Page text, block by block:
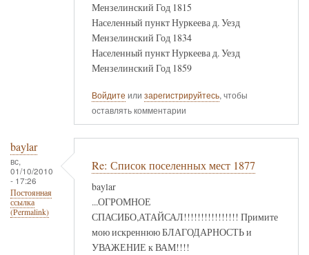
Мензелинский Год 1815
Населенный пункт Нуркеева д. Уезд
Мензелинский Год 1834
Населенный пункт Нуркеева д. Уезд
Мензелинский Год 1859
Войдите или зарегистрируйтесь, чтобы
оставлять комментарии
baylar
вс,
01/10/2010
- 17:26
Постоянная
ссылка
(Permalink)
Re: Список поселенных мест 1877
baylar
...ОГРОМНОЕ
СПАСИБО,АТАЙСАЛ!!!!!!!!!!!!!!!! Примите
мою искреннюю БЛАГОДАРНОСТЬ и
УВАЖЕНИЕ к ВАМ!!!!